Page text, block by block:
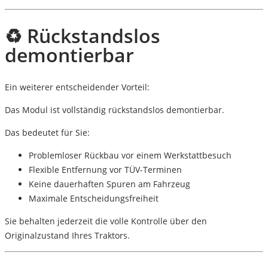
♻️ Rückstandslos
demontierbar
Ein weiterer entscheidender Vorteil:
Das Modul ist vollständig rückstandslos demontierbar.
Das bedeutet für Sie:
Problemloser Rückbau vor einem Werkstattbesuch
Flexible Entfernung vor TÜV-Terminen
Keine dauerhaften Spuren am Fahrzeug
Maximale Entscheidungsfreiheit
Sie behalten jederzeit die volle Kontrolle über den
Originalzustand Ihres Traktors.